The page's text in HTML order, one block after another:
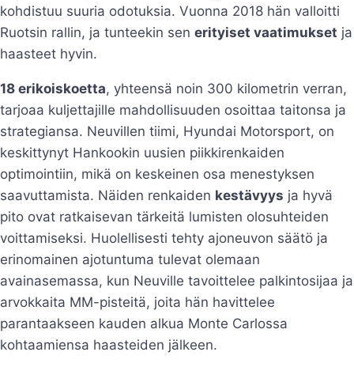
kohdistuu suuria odotuksia. Vuonna 2018 hän valloitti
Ruotsin rallin, ja tunteekin sen erityiset vaatimukset ja
haasteet hyvin.
18 erikoiskoetta, yhteensä noin 300 kilometrin verran,
tarjoaa kuljettajille mahdollisuuden osoittaa taitonsa ja
strategiansa. Neuvillen tiimi, Hyundai Motorsport, on
keskittynyt Hankookin uusien piikkirenkaiden
optimointiin, mikä on keskeinen osa menestyksen
saavuttamista. Näiden renkaiden kestävyys ja hyvä
pito ovat ratkaisevan tärkeitä lumisten olosuhteiden
voittamiseksi. Huolellisesti tehty ajoneuvon säätö ja
erinomainen ajotuntuma tulevat olemaan
avainasemassa, kun Neuville tavoittelee palkintosijaa ja
arvokkaita MM-pisteitä, joita hän havittelee
parantaakseen kauden alkua Monte Carlossa
kohtaamiensa haasteiden jälkeen.